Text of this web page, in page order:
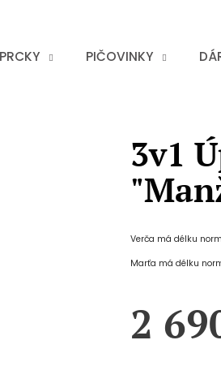
PIČOVINKY
3v1
Verča má délku
Marťa má délku
2